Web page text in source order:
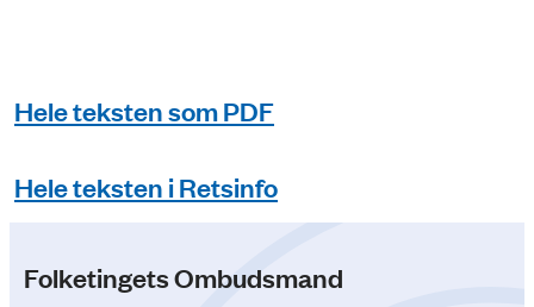
Hele teksten som PDF
Hele teksten i Retsinfo
Folketingets Ombudsmand